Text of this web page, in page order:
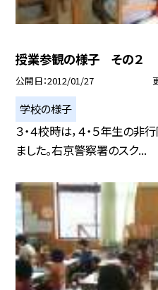
授業参観の様子 その２
公開日 2012/01/27
学校の様子
３・４校時は，４・５年生の
ました。右京警察署のスク...